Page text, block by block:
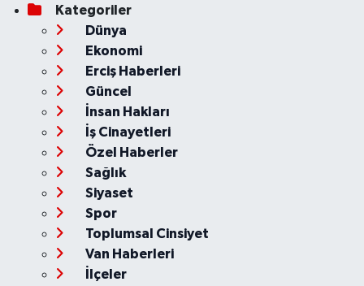
Kategoriler
Dünya
Ekonomi
Erciş Haberleri
Güncel
İnsan Hakları
İş Cinayetleri
Özel Haberler
Sağlık
Siyaset
Spor
Toplumsal Cinsiyet
Van Haberleri
İlçeler